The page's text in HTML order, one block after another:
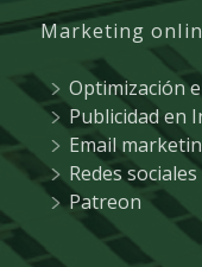
Marketing
Optimización
Publicidad en
Email
Redes sociales
Patreon